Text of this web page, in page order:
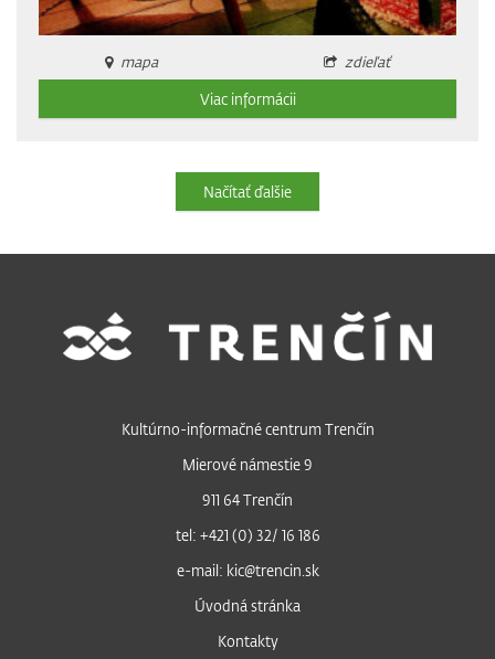
mapa
zdieľať
Viac informácii
Načítať ďalšie
Kultúrno-informačné centrum Trenčín
Mierové námestie 9
911 64 Trenčín
tel: +421 (0) 32/ 16 186
e-mail: kic@trencin.sk
Úvodná stránka
Kontakty